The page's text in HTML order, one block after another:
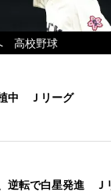
高校野球
中 Ｊリーグ
逆転で白星発進 Ｊ